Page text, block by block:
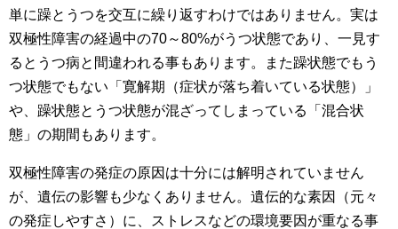
単に躁とうつを交互に繰り返すわけではありません。実は
双極性障害の経過中の70～80%がうつ状態であり、一見す
るとうつ病と間違われる事もあります。また躁状態でもう
つ状態でもない「寛解期（症状が落ち着いている状態）」
や、躁状態とうつ状態が混ざってしまっている「混合状
態」の期間もあります。
双極性障害の発症の原因は十分には解明されていません
が、遺伝の影響も少なくありません。遺伝的な素因（元々
の発症しやすさ）に、ストレスなどの環境要因が重なる事